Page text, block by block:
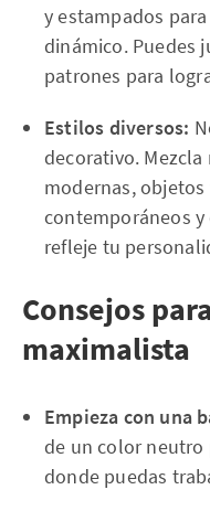
y estampados
dinámico. Puedes
patrones para
Estilos diversos:
decorativo.
modernas,
contemporáneos
refleje tu
Consejos
maximalista
Empieza con una
de un color neutro
donde puedas